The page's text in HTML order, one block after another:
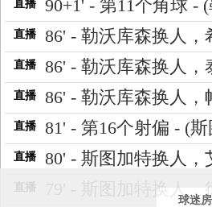
直播 90+1' - 第11个角球 -
直播 86' - 勒沃库森换人，
直播 86' - 勒沃库森换人，
直播 86' - 勒沃库森换人
直播 81' - 第16个射偏 - (
直播 80' - 斯图加特换人，
直播 79' - 斯图加特换人，
球迷